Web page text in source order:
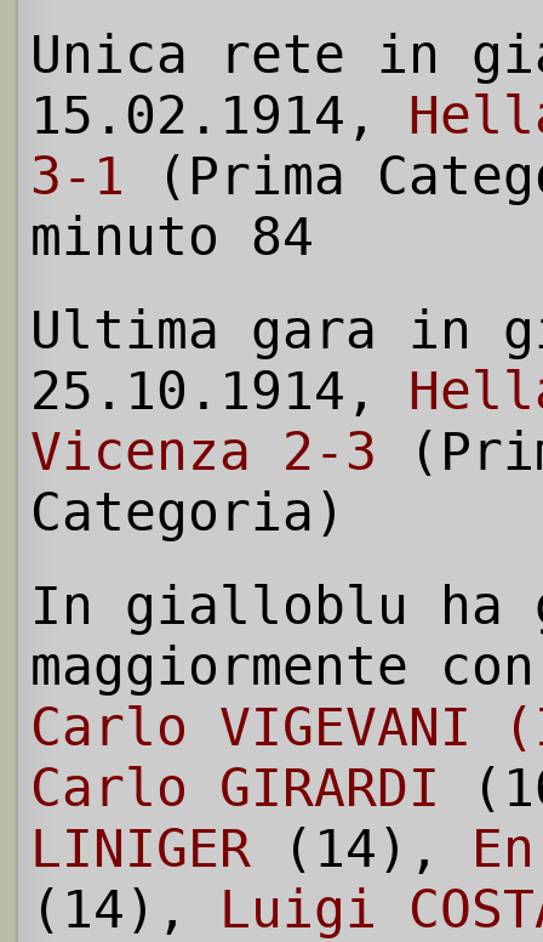
Unica rete in
15.02.1914,
3-1 (Prima
minuto 84
Ultima gara in
25.10.1914,
Vicenza 2-3
Categoria)
In gialloblu ha
maggiormente
Carlo VIGEVANI
Carlo GIRARDI
LINIGER (14),
(14), Luigi